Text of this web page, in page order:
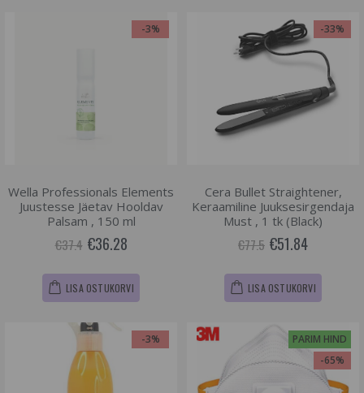
-3%
Wella Professionals Elements
Juustesse Jäetav Hooldav
Palsam , 150 ml
€37.4 €36.28
LISA OSTUKORVI
-33%
Cera Bullet Straightener,
Keraamiline Juuksesirgendaja
Must , 1 tk (Black)
€77.5 €51.84
LISA OSTUKORVI
-3%
PARIM HIND
-65%